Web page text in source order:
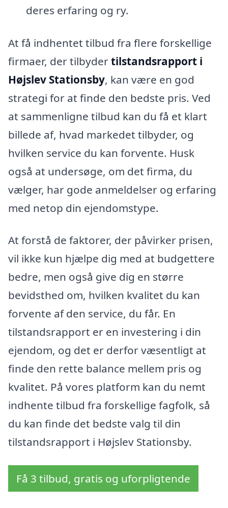
deres erfaring og ry.
At få indhentet tilbud fra flere forskellige
firmaer, der tilbydertilstandsrapport i
Højslev Stationsby, kan være en god
strategi for at finde den bedste pris. Ved
at sammenligne tilbud kan du få et klart
billede af, hvad markedet tilbyder, og
hvilken service du kan forvente. Husk
også at undersøge, om det firma, du
vælger, har gode anmeldelser og erfaring
med netop din ejendomstype.
At forstå de faktorer, der påvirker prisen,
vil ikke kun hjælpe dig med at budgettere
bedre, men også give dig en større
bevidsthed om, hvilken kvalitet du kan
forvente af den service, du får. En
tilstandsrapport er en investering i din
ejendom, og det er derfor væsentligt at
finde den rette balance mellem pris og
kvalitet. På vores platform kan du nemt
indhente tilbud fra forskellige fagfolk, så
du kan finde det bedste valg til din
tilstandsrapport i Højslev Stationsby.
Få 3 tilbud, gratis og uforpligtende